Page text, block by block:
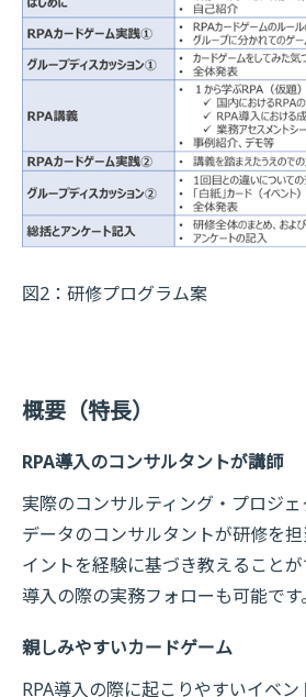
図2：研修プログラム案
概要（特長）
RPA導入のコンサルタントが講師
実際のコンサルティング・プロジ
データのコンサルタントが研修を
イントを経験に基づき教えること
導入の際の実務フォローも可能です。
親しみやすいカードゲーム
RPA導入の際に起こりやすいイベ